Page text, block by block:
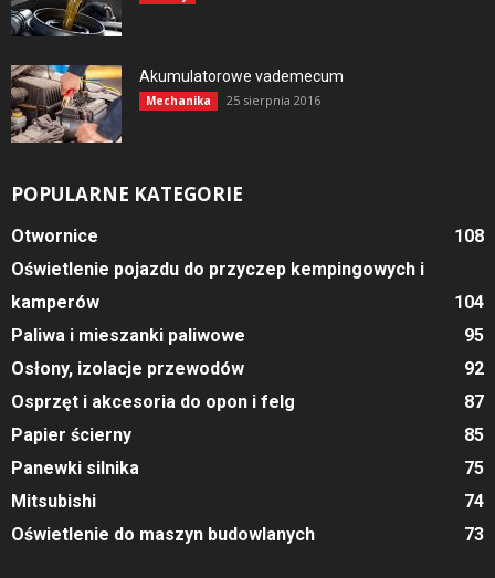
Akumulatorowe vademecum
Mechanika 25 sierpnia 2016
POPULARNE KATEGORIE
Otwornice
108
Oświetlenie pojazdu do przyczep kempingowych i
kamperów
104
Paliwa i mieszanki paliwowe
95
Osłony, izolacje przewodów
92
Osprzęt i akcesoria do opon i felg
87
Papier ścierny
85
Panewki silnika
75
Mitsubishi
74
Oświetlenie do maszyn budowlanych
73